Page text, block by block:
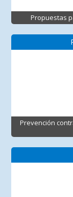
Propuestas
Prevención